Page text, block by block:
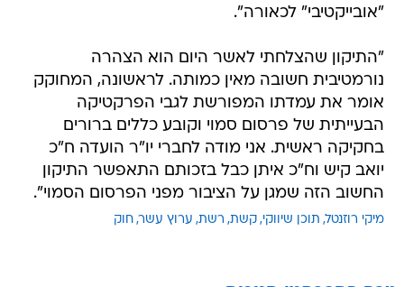
"אובייקטיבי" לכאורה".
"התיקון שהצלחתי לאשר היום הוא הצהרה
נורמטיבית חשובה מאין כמותה. לראשונה, המחוקק
אומר את עמדתו המפורשת לגבי הפרקטיקה
הבעייתית של פרסום סמוי וקובע כללים ברורים
בחקיקה ראשית. אני מודה לחברי יו"ר הועדה ח"כ
יואב קיש וח"כ איתן כבל בזכותם התאפשר התיקון
החשוב הזה שמגן על הציבור מפני הפרסום הסמוי".
מיקי רוזנטל תוכן שיווקי קשת רשת ערוץ עשר חוק